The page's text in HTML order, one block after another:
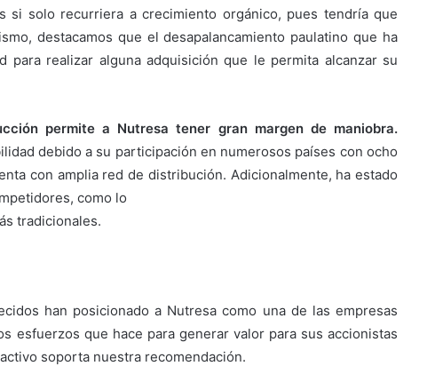
si solo recurriera a crecimiento orgánico, pues tendría que
destacamos que el desapalancamiento paulatino que ha
para realizar alguna adquisición que le permita alcanzar su
permite a Nutresa tener gran margen de maniobra.
debido a su participación en numerosos países con ocho
con amplia red de distribución. Adicionalmente, ha estado
como lo
tradicionales.
han posicionado a Nutresa como una de las empresas
esfuerzos que hace para generar valor para sus accionistas
soporta nuestra recomendación.